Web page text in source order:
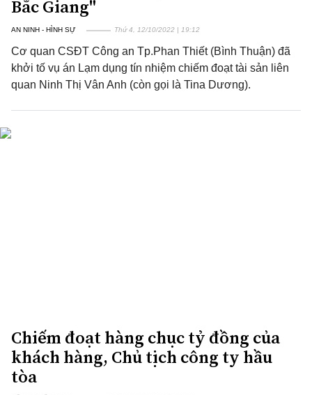
Bắc Giang"
AN NINH - HÌNH SỰ Thứ 4, 12/10/2022 | 19:12
Cơ quan CSĐT Công an Tp.Phan Thiết (Bình Thuận) đã
khởi tố vụ án Lạm dụng tín nhiệm chiếm đoạt tài sản liên
quan Ninh Thị Vân Anh (còn gọi là Tina Dương).
Chiếm đoạt hàng chục tỷ đồng của
khách hàng, Chủ tịch công ty hầu
tòa